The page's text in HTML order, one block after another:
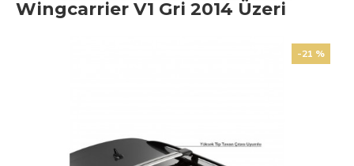
Wingcarrier V1 Gri 2014 Üzeri
-21 %